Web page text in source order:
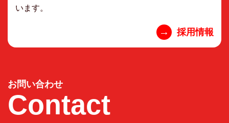
います。
→ 採用情報
お問い合わせ
Contact